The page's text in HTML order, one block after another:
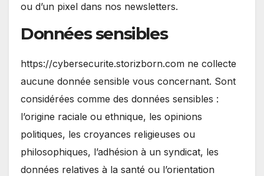
ou d’un pixel dans nos newsletters.
Données sensibles
https://cybersecurite.storizborn.com ne collecte
aucune donnée sensible vous concernant. Sont
considérées comme des données sensibles :
l’origine raciale ou ethnique, les opinions
politiques, les croyances religieuses ou
philosophiques, l’adhésion à un syndicat, les
données relatives à la santé ou l’orientation